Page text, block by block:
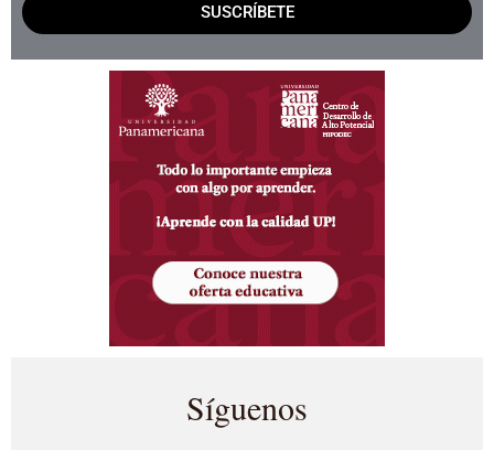
SUSCRÍBETE
Síguenos